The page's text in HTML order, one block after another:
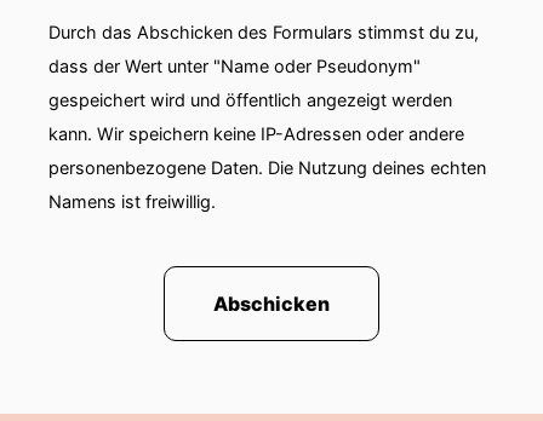
Durch das Abschicken des Formulars stimmst du zu,
dass der Wert unter "Name oder Pseudonym"
gespeichert wird und öffentlich angezeigt werden
kann. Wir speichern keine IP-Adressen oder andere
personenbezogene Daten. Die Nutzung deines echten
Namens ist freiwillig.
Abschicken